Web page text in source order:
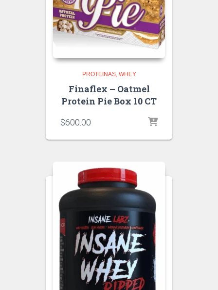
PROTEINAS WHEY
Finaflex – Oatmel
Protein Pie Box 10 CT
$600.00